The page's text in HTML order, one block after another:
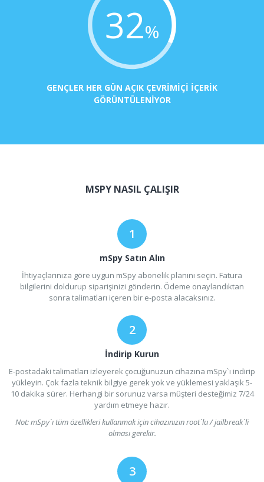
32%
GENÇLER HER GÜN AÇIK ÇEVRIMIÇI IÇERIK
GÖRÜNTÜLENIYOR
MSPY NASIL ÇALIŞIR
mSpy Satın Alın
İhtiyaçlarınıza göre uygun mSpy abonelik planını seçin. Fatura
bilgilerini doldurup siparişinizi gönderin. Ödeme onaylandıktan
sonra talimatları içeren bir e-posta alacaksınız.
İndirip Kurun
E-postadaki talimatları izleyerek çocuğunuzun cihazına mSpy`ı indirip
yükleyin. Çok fazla teknik bilgiye gerek yok ve yüklemesi yaklaşık 5-
10 dakika sürer. Herhangi bir sorunuz varsa müşteri desteğimiz 7/24
yardım etmeye hazır.
Not: mSpy`ı tüm özellikleri kullanmak için cihazınızın root`lu / jailbreak`li
olması gerekir.